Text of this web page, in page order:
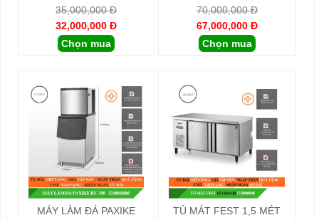
35,000,000 Đ
32,000,000 Đ
Chọn mua
70,000,000 Đ
67,000,000 Đ
Chọn mua
MÁY LÀM ĐÁ PAXIKE
TỦ MÁT FEST 1,5 MÉT